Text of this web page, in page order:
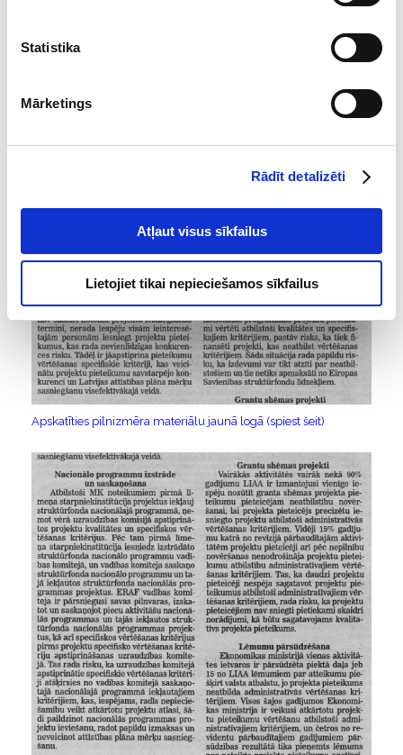
Statistika
Mārketings
Rādīt detalizēti
Atļaut visus sīkfailus
Lietojiet tikai nepieciešamos sīkfailus
Apskatīties pilnizmēra materiālu jaunā logā (spiest šeit)